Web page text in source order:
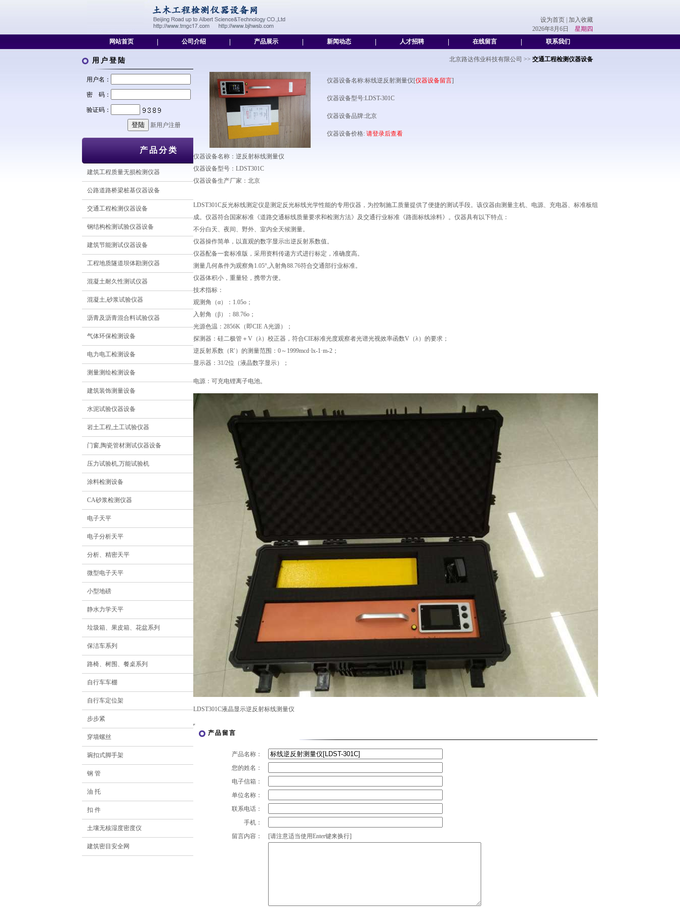
设为首页
加入收藏
2026年8月6日 星期四
网站首页
公司介绍 产品展示 新闻动态 人才招聘 在线留言 联系我们
用户登陆
用户名：
密 码：
验证码：
新用户注册
产品分类
建筑工程质量无损检测仪器
公路道路桥梁桩基仪器设备
交通工程检测仪器设备
钢结构检测试验仪器设备
建筑节能测试仪器设备
工程地质隧道坝体勘测仪器
混凝土耐久性测试仪器
混凝土,砂浆试验仪器
沥青及沥青混合料试验仪器
气体环保检测设备
电力电工检测设备
测量测绘检测设备
建筑装饰测量设备
水泥试验仪器设备
岩土工程,土工试验仪器
门窗,陶瓷管材测试仪器设备
压力试验机,万能试验机
涂料检测设备
CA砂浆检测仪器
电子天平
电子分析天平
分析、精密天平
微型电子天平
小型地磅
静水力学天平
垃圾箱、果皮箱、花盆系列
保洁车系列
路椅、树围、餐桌系列
自行车车棚
自行车定位架
步步紧
穿墙螺丝
琬扣式脚手架
钢 管
油 托
扣 件
土壤无核湿度密度仪
建筑密目安全网
北京路达伟业科技有限公司 >> 交通工程检测仪器设备
仪器设备名称:标线逆反射测量仪[仪器设备留言]
仪器设备型号:LDST-301C
仪器设备品牌:北京
仪器设备价格: 请登录后查看
仪器设备名称：逆反射标线测量仪
仪器设备型号：LDST301C
仪器设备生产厂家：北京
LDST301C反光标线测定仪是测定反光标线光学性能的专用仪器，为控制施工质量提供了便捷的测试手段。该仪器由测量主机、电源、充电器、标准板组
成。仪器符合国家标准《道路交通标线质量要求和检测方法》及交通行业标准《路面标线涂料》。仪器具有以下特点：
不分白天、夜间、野外、室内全天候测量。
仪器操作简单，以直观的数字显示出逆反射系数值。
仪器配备一套标准版，采用资料传递方式进行标定，准确度高。
测量几何条件为观察角1.05°,入射角88.76符合交通部行业标准。
仪器体积小，重量轻，携带方便。
技术指标：
观测角（α）：1.05o；
入射角（β）：88.76o；
光源色温：2856K（即CIE A光源）；
探测器：硅二极管＋V（λ）校正器，符合CIE标准光度观察者光谱光视效率函数V（λ）的要求；
逆反射系数（R′）的测量范围：0～1999mcd·lx-1·m-2；
显示器：31/2位（液晶数字显示）；
电源：可充电锂离子电池。
LDST301C液晶显示逆反射标线测量仪
产品留言
产品名称：
您的姓名：
电子信箱：
单位名称：
联系电话：
手机：
留言内容：
[请注意适当使用Enter键来换行]